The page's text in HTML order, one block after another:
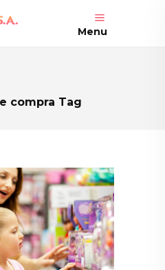
Menu
compra Tag